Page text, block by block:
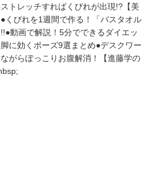
トレッチすればくびれが出現!?【美
くびれを1週間で作る！「バスタオル
動画で解説！5分でできるダイエッ
に効くポーズ9選まとめ●デスクワー
がらぽっこりお腹解消！【進藤学の